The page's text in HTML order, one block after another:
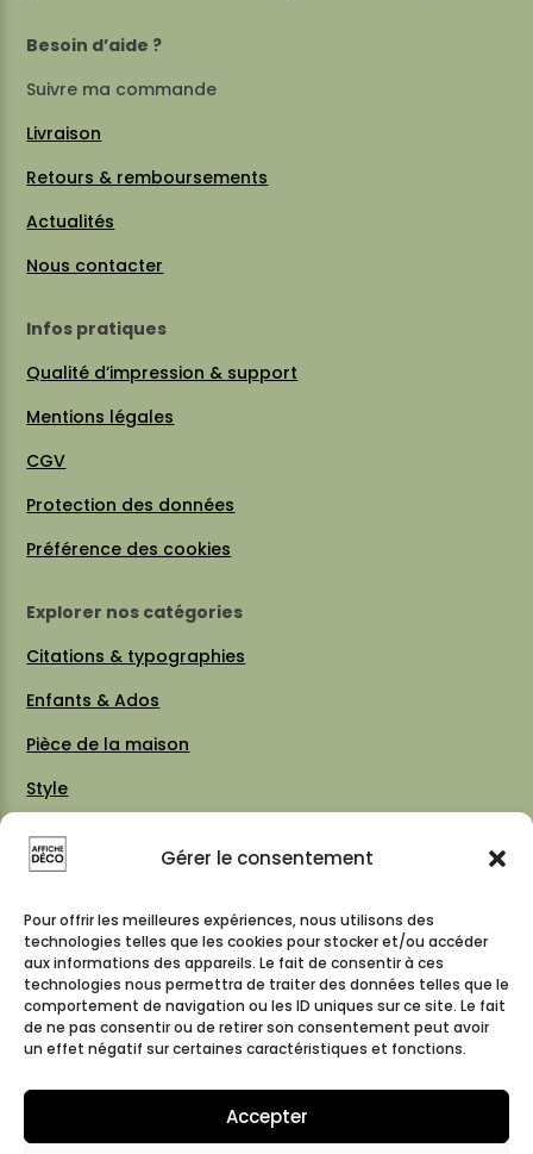
Gérer le consentement
Pour offrir les meilleures expériences, nous utilisons des
technologies telles que les cookies pour stocker et/ou accéder
aux informations des appareils. Le fait de consentir à ces
technologies nous permettra de traiter des données telles que le
comportement de navigation ou les ID uniques sur ce site. Le fait
de ne pas consentir ou de retirer son consentement peut avoir
un effet négatif sur certaines caractéristiques et fonctions.
Accepter
Besoin d’aide ?
Suivre ma commande
Livraison
Retours & remboursements
Actualités
Nous contacter
Infos pratiques
Qualité d’impression & support
Mentions légales
CGV
Protection des données
Préférence des cookies
Explorer nos catégories
Citations & typographies
Enfants & Ados
Pièce de la maison
Style
Thèmes
Vintage 70 / 80
Cartes & plans de villes
Suivez-nous
© 2026 affiche-deco – Tous droits réservés – Réalisé